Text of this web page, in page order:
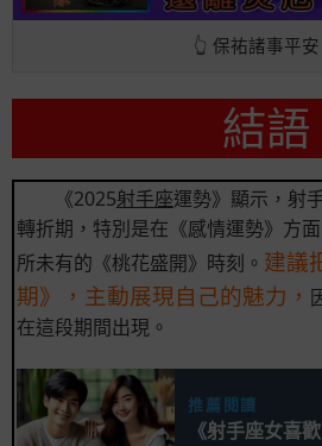
👆 保祐諸事平安
結語
《2025射手座運勢》顯示，射
轉折期，特別是在《感情運勢》方
所未有的《桃花盛開》時刻。 建議
期》，主動展現自己的魅力，
在這段期間出現。
推薦閱讀
《射手座女喜